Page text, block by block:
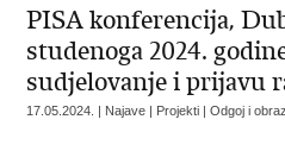
PISA konferencija,
studenoga 2024.
sudjelovanje i prijavu
17.05.2024. | Najave | Projekti | Odgoj i